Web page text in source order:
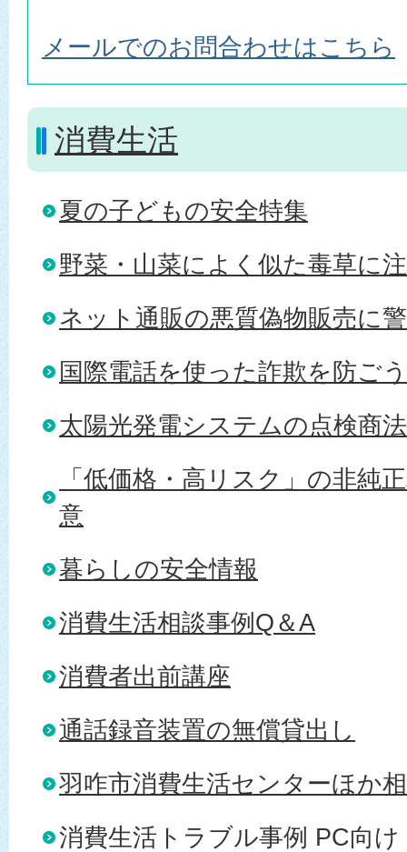
メールでのお問合わせはこちら
消費生活
夏の子どもの安全特集
野菜・山菜によく似た毒草に
ネット通販の悪質偽物販売に
国際電話を使った詐欺を防ご
太陽光発電システムの点検商
「低価格・高リスク」の非純
意
暮らしの安全情報
消費生活相談事例Q＆A
消費者出前講座
通話録音装置の無償貸出し
羽咋市消費生活センターほか
消費生活トラブル事例 PC向け